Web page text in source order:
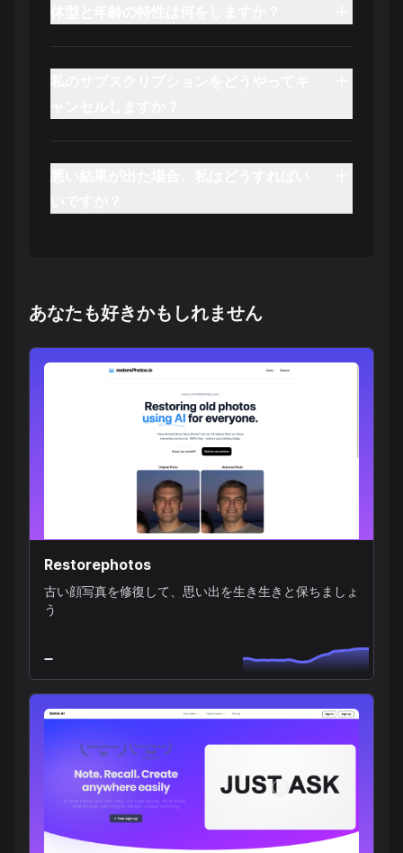
あなたも好きかもしれません
Restorephotos
古い顔写真を修復して、思い出を生き生きと保ちましょ
う